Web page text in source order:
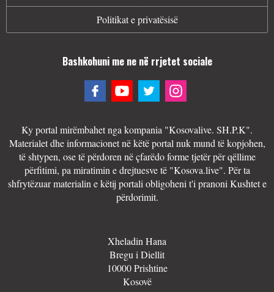
Politikat e privatësisë
Bashkohuni me ne në rrjetet sociale
Ky portal mirëmbahet nga kompania "Kosovalive. SH.P.K".
Materialet dhe informacionet në këtë portal nuk mund të kopjohen,
të shtypen, ose të përdoren në çfarëdo forme tjetër për qëllime
përfitimi, pa miratimin e drejtuesve të "Kosova.live". Për ta
shfrytëzuar materialin e këtij portali obligoheni t'i pranoni Kushtet e
përdorimit.
Xheladin Hana
Bregu i Diellit
10000 Prishtine
Kosovë